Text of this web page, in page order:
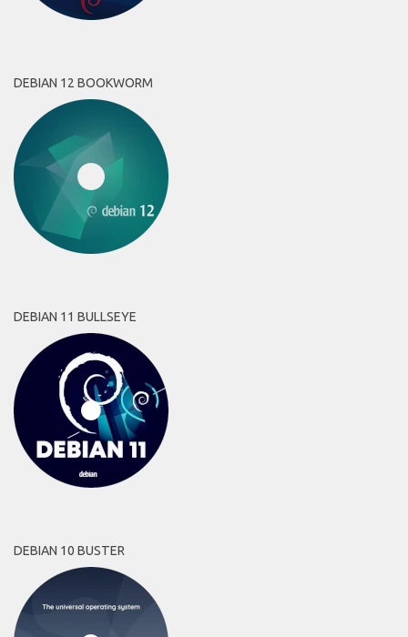
DEBIAN 12 BOOKWORM
DEBIAN 11 BULLSEYE
DEBIAN 10 BUSTER